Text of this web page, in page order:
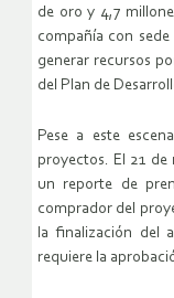
de oro y 4,7
compañía con
generar recursos
del Plan de
Pese a este
proyectos. El 21 de
un reporte de
comprador del
la finalización del
requiere la